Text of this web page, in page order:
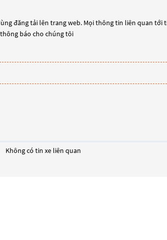
đăng tải lên trang web. Mọi thông tin liên quan tới
báo cho chúng tôi
Không có tin xe liên quan